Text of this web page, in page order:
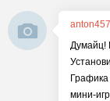
anton457
Думайц!
Графика
мини-